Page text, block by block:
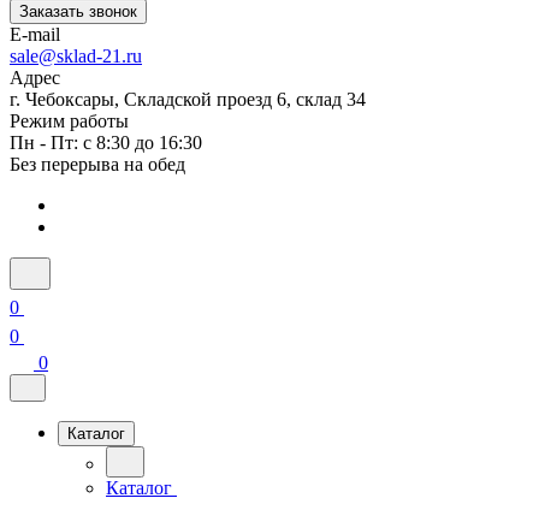
Заказать звонок
E-mail
sale@sklad-21.ru
Адрес
г. Чебоксары, Складской проезд 6, склад 34
Режим работы
Пн - Пт: с 8:30 до 16:30
Без перерыва на обед
0
0
0
Каталог
Каталог